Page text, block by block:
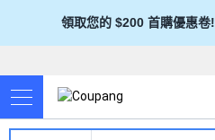
領取您的 $200 首購優惠卷!